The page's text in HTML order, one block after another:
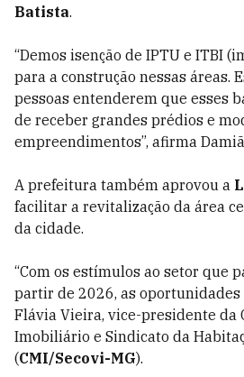
Batista.
“Demos isenção de IPTU e ITBI
para a construção nessas áreas.
pessoas entenderem que esses
de receber grandes prédios e
empreendimentos”, afirma
A prefeitura também aprovou a
facilitar a revitalização da área
da cidade.
“Com os estímulos ao setor que
partir de 2026, as oportunidades
Flávia Vieira, vice-presidente da
Imobiliário e Sindicato da
(CMI/Secovi-MG).